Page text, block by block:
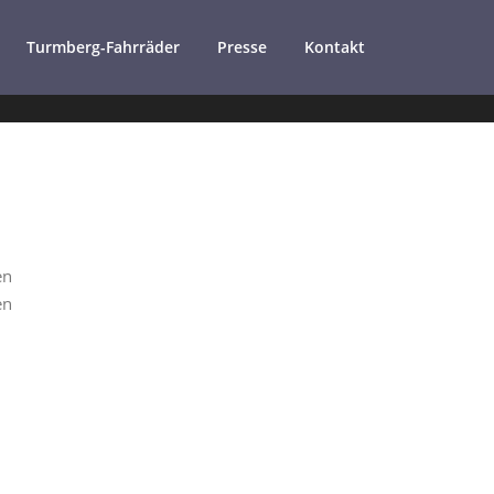
Turmberg-Fahrräder Presse Kontakt